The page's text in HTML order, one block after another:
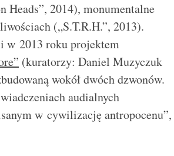
2014), monumentalne
(„S.T.R.H.”, 2013).
w 2013 roku projektem
(kuratorzy: Daniel Muzyczuk
wokół dwóch dzwonów.
audialnych
w cywilizację antropocenu”,